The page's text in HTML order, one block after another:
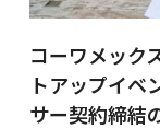
コーワメック
トアップイ
サー契約締結